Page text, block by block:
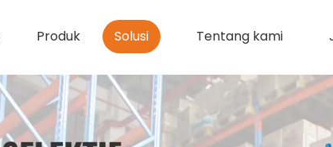
Produk Solusi Tentang kami